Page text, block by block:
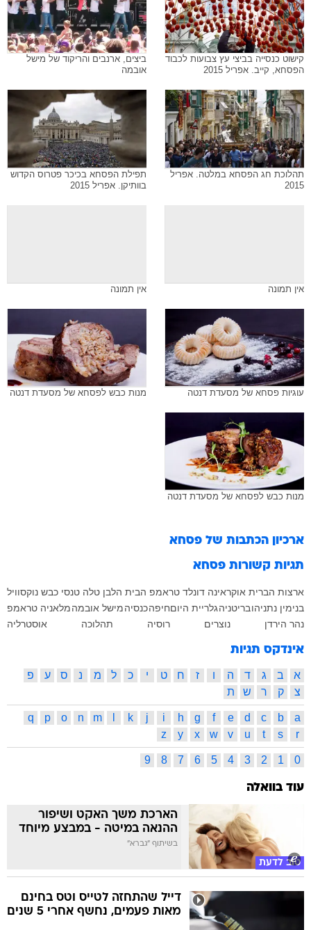
קישוט כנסייה בביצי עץ צבועות לכבוד
הפסחא, קייב. אפריל 2015
ביצים, ארנבים והריקוד של מישל
אובמה
תהלוכת חג הפסחא במלטה. אפריל
2015
תפילת הפסחא בכיכר פטרוס הקדוש
בוותיקן. אפריל 2015
אין תמונה אין תמונה
עוגיות פסחא של מסעדת דנטה מנות כבש לפסחא של מסעדת דנטה
מנות כבש לפסחא של מסעדת דנטה
ארכיון הכתבות של פסחא
תגיות קשורות פסחא
ארצות הברית אוקראינה דונלד טראמפ הבית הלבן טלה טנסי כבש נוקסוויל
בנימין נתניהובריטניהגלריית היוםחיפהכנסיהמישל אובמהמלאניה טראמפ
נהר הירדן
נוצרים רוסיה תהלוכה אוסטרליה
אינדקס תגיות
א ב ג ד ה ו ז ח ט י כ ל מ נ ס ע
פ
צ
ק ר ש ת
a
b
c
d
e
f
g
h
i
j
k
m
n
o
p
q
r
s
t
u
v
w
x
y
z
0
1
2
3
4
5
6
7
8
9
עוד בוואלה
טוב לדעת
הארכת משך האקט ושיפור
ההנאה במיטה - במבצע מיוחד
בשיתוף "גברא"
דייל שהתחזה לטייס וטס בחינם
מאות פעמים, נחשף אחרי 5 שנים